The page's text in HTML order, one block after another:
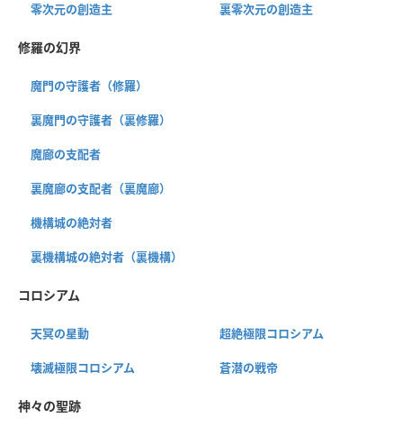
零次元の創造主 裏零次元の創造主
修羅の幻界
魔門の守護者（修羅）
裏魔門の守護者（裏修羅）
魔廊の支配者
裏魔廊の支配者（裏魔廊）
機構城の絶対者
裏機構城の絶対者（裏機構）
コロシアム
天冥の星動 超絶極限コロシアム
壊滅極限コロシアム 蒼潜の戦帝
神々の聖跡